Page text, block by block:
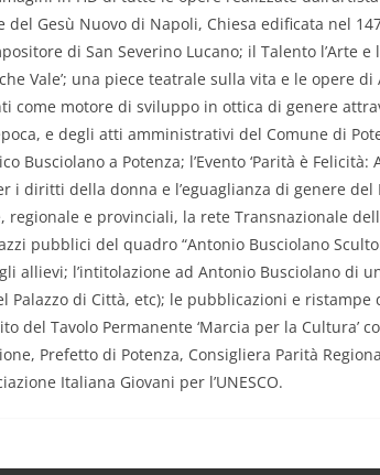
del Gesù Nuovo di Napoli, Chiesa edificata nel
di San Severino Lucano; il Talento l’Arte
Vale’; una piece teatrale sulla vita e le opere
come motore di sviluppo in ottica di genere
e degli atti amministrativi del Comune di
Busciolano a Potenza; l’Evento ‘Parità è Felicità:
i diritti della donna e l’eguaglianza di genere
regionale e provinciali, la rete Transnazionale
pubblici del quadro “Antonio Busciolano
allievi; l’intitolazione ad Antonio Busciolano di
Palazzo di Città, etc); le pubblicazioni e ristampe
del Tavolo Permanente ‘Marcia per la Cultura’
Prefetto di Potenza, Consigliera Parità
Italiana Giovani per l’UNESCO.